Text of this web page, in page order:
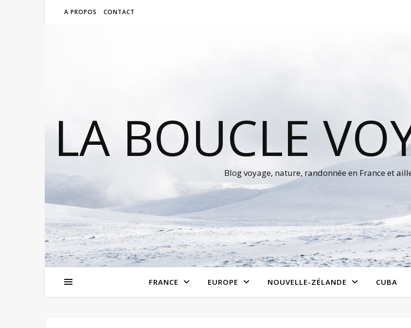
A PROPOS CONTACT
LA BOUCLE
Blog voyage, nature, randonnée en France et
FRANCE EUROPE NOUVELLE-ZÉLANDE CUBA